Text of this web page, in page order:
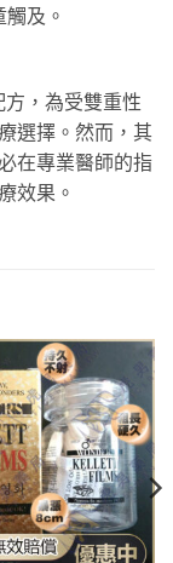
及。
方，為受雙重性
選擇。然而，其
在專業醫師的指
效果。